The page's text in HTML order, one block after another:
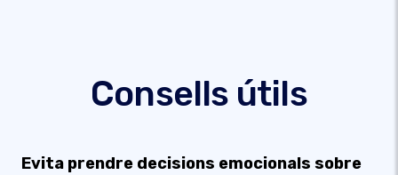
Consells útils
Evita prendre decisions emocionals sobre